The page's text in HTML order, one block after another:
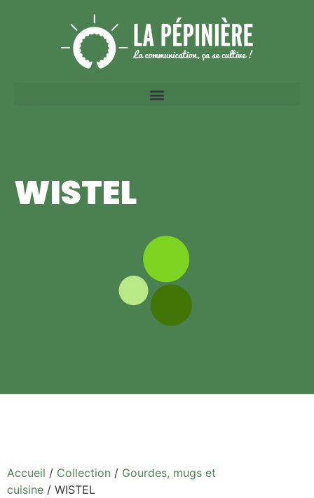
WISTEL
Accueil / Collection / Gourdes, mugs et
cuisine / WISTEL